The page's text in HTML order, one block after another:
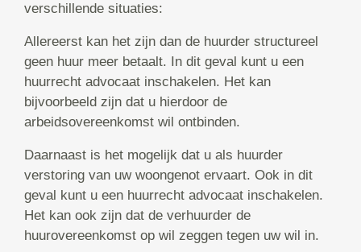
verschillende situaties:
Allereerst kan het zijn dan de huurder structureel
geen huur meer betaalt. In dit geval kunt u een
huurrecht advocaat inschakelen. Het kan
bijvoorbeeld zijn dat u hierdoor de
arbeidsovereenkomst wil ontbinden.
Daarnaast is het mogelijk dat u als huurder
verstoring van uw woongenot ervaart. Ook in dit
geval kunt u een huurrecht advocaat inschakelen.
Het kan ook zijn dat de verhuurder de
huurovereenkomst op wil zeggen tegen uw wil in.